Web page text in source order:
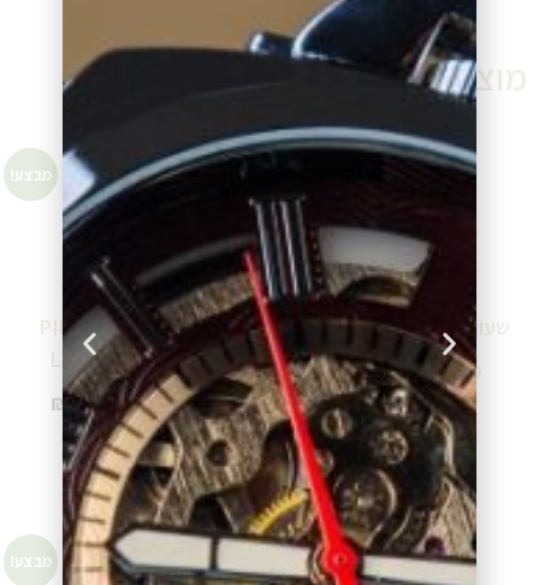
מוצרים דומים
שעון ברינג BE12240602
₪ 599.00
₪540.00
הוספה לסל
מבצע!
שעון פייר לנייר PIERRE
LANNIER 393B608
₪1,142.50
₪740.00
הוספה לסל
מבצע! מבצע!